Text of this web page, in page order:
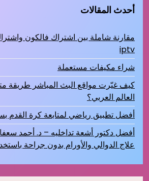
أحدث المقالات
مقارنة شاملة بين اشتراك فالكون
iptv
شراء مكيفات مستعملة
كيف غيّرت مواقع البث المباشر طريقة
العالم العربي؟
أفضل تطبيق رياضي لمتابعة كرة القدم
أفضل دكتور أشعة تداخليه – د. أحمد
علاج الدوالي والأورام بدون جراحة